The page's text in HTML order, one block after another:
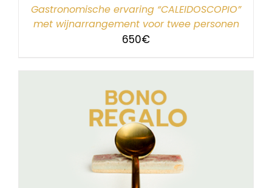
Gastronomische ervaring “CALEIDOSCOPIO”
met wijnarrangement voor twee personen
650€